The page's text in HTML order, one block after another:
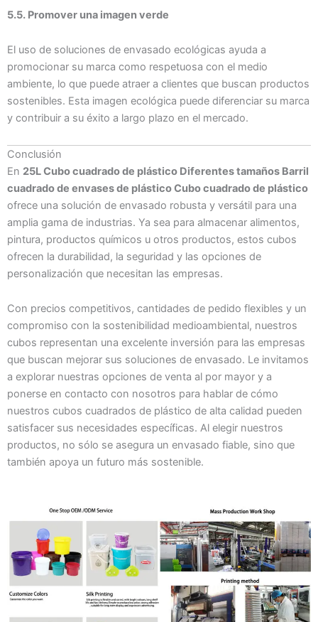
5.5. Promover una imagen verde
El uso de soluciones de envasado ecológicas ayuda a
promocionar su marca como respetuosa con el medio
ambiente, lo que puede atraer a clientes que buscan productos
sostenibles. Esta imagen ecológica puede diferenciar su marca
y contribuir a su éxito a largo plazo en el mercado.
Conclusión
En 25L Cubo cuadrado de plástico Diferentes tamaños Barril
cuadrado de envases de plástico Cubo cuadrado de plástico
ofrece una solución de envasado robusta y versátil para una
amplia gama de industrias. Ya sea para almacenar alimentos,
pintura, productos químicos u otros productos, estos cubos
ofrecen la durabilidad, la seguridad y las opciones de
personalización que necesitan las empresas.
Con precios competitivos, cantidades de pedido flexibles y un
compromiso con la sostenibilidad medioambiental, nuestros
cubos representan una excelente inversión para las empresas
que buscan mejorar sus soluciones de envasado. Le invitamos
a explorar nuestras opciones de venta al por mayor y a
ponerse en contacto con nosotros para hablar de cómo
nuestros cubos cuadrados de plástico de alta calidad pueden
satisfacer sus necesidades específicas. Al elegir nuestros
productos, no sólo se asegura un envasado fiable, sino que
también apoya un futuro más sostenible.